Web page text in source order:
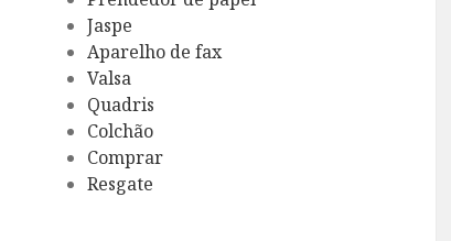
Jaspe
Aparelho de fax
Valsa
Quadris
Colchão
Comprar
Resgate